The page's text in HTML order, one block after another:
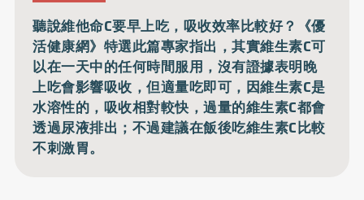
聽說維他命C要早上吃，吸收效率比較好？《優
活健康網》特選此篇專家指出，其實維生素C可
以在一天中的任何時間服用，沒有證據表明晚
上吃會影響吸收，但適量吃即可，因維生素C是
水溶性的，吸收相對較快，過量的維生素C都會
透過尿液排出；不過建議在飯後吃維生素C比較
不刺激胃。